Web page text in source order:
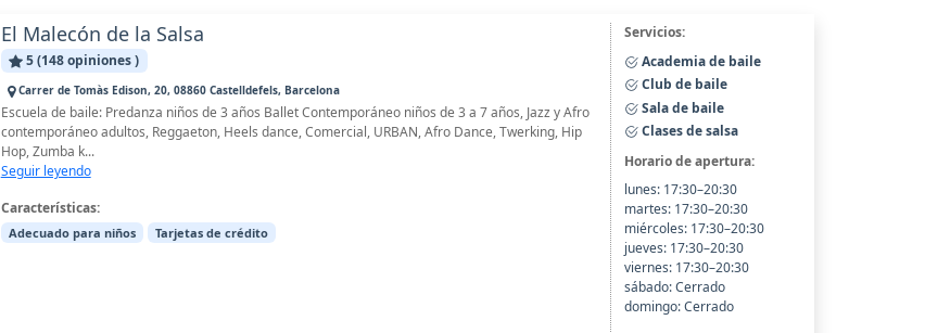
El Malecón de la Salsa
5 (148 opiniones )
Carrer de Tomàs Edison, 20, 08860 Castelldefels, Barcelona
Escuela de baile: Predanza niños de 3 años Ballet Contemporáneo niños de 3 a 7 años, Jazz y Afro
contemporáneo adultos, Reggaeton, Heels dance, Comercial, URBAN, Afro Dance, Twerking, Hip
Hop, Zumba k...
Seguir leyendo
Características:
Adecuado para niños Tarjetas de crédito
Servicios:
Academia de baile
Club de baile
Sala de baile
Clases de salsa
Horario de apertura:
lunes: 17:30–20:30
martes: 17:30–20:30
miércoles: 17:30–20:30
jueves: 17:30–20:30
viernes: 17:30–20:30
sábado: Cerrado
domingo: Cerrado